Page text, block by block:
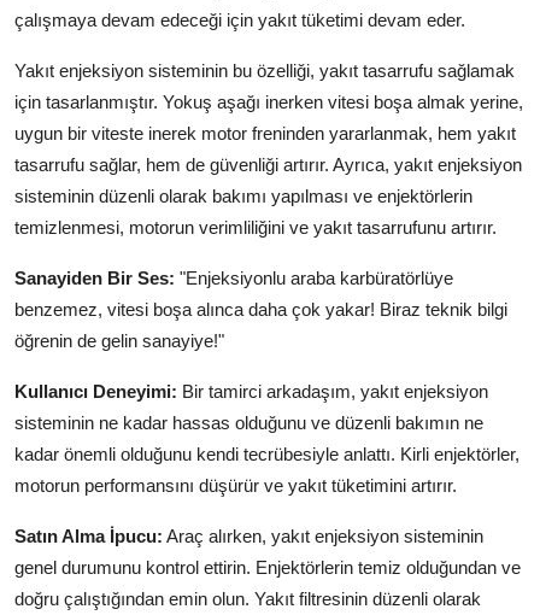
çalışmaya devam edeceği için yakıt tüketimi devam eder.
Yakıt enjeksiyon sisteminin bu özelliği, yakıt tasarrufu sağlamak
için tasarlanmıştır. Yokuş aşağı inerken vitesi boşa almak yerine,
uygun bir viteste inerek motor freninden yararlanmak, hem yakıt
tasarrufu sağlar, hem de güvenliği artırır. Ayrıca, yakıt enjeksiyon
sisteminin düzenli olarak bakımı yapılması ve enjektörlerin
temizlenmesi, motorun verimliliğini ve yakıt tasarrufunu artırır.
Sanayiden Bir Ses: "Enjeksiyonlu araba karbüratörlüye
benzemez, vitesi boşa alınca daha çok yakar! Biraz teknik bilgi
öğrenin de gelin sanayiye!"
Kullanıcı Deneyimi: Bir tamirci arkadaşım, yakıt enjeksiyon
sisteminin ne kadar hassas olduğunu ve düzenli bakımın ne
kadar önemli olduğunu kendi tecrübesiyle anlattı. Kirli enjektörler,
motorun performansını düşürür ve yakıt tüketimini artırır.
Satın Alma İpucu: Araç alırken, yakıt enjeksiyon sisteminin
genel durumunu kontrol ettirin. Enjektörlerin temiz olduğundan ve
doğru çalıştığından emin olun. Yakıt filtresinin düzenli olarak